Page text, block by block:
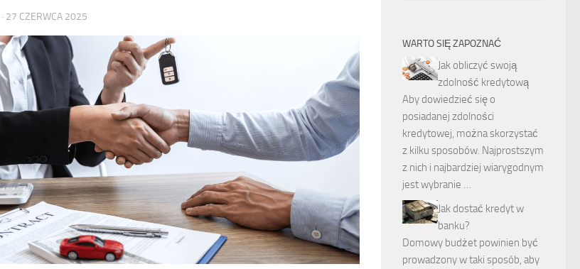
· 27 CZERWCA 2025
WARTO SIĘ ZAPOZNAĆ
Jak obliczyć swoją
zdolność kredytową
Aby dowiedzieć się o
posiadanej zdolności
kredytowej, można skorzystać
z kilku sposobów. Najprostszym
z nich i najbardziej wiarygodnym
jest wybranie …
Jak dostać kredyt w
banku?
Domowy budżet powinien być
prowadzony w taki sposób, aby